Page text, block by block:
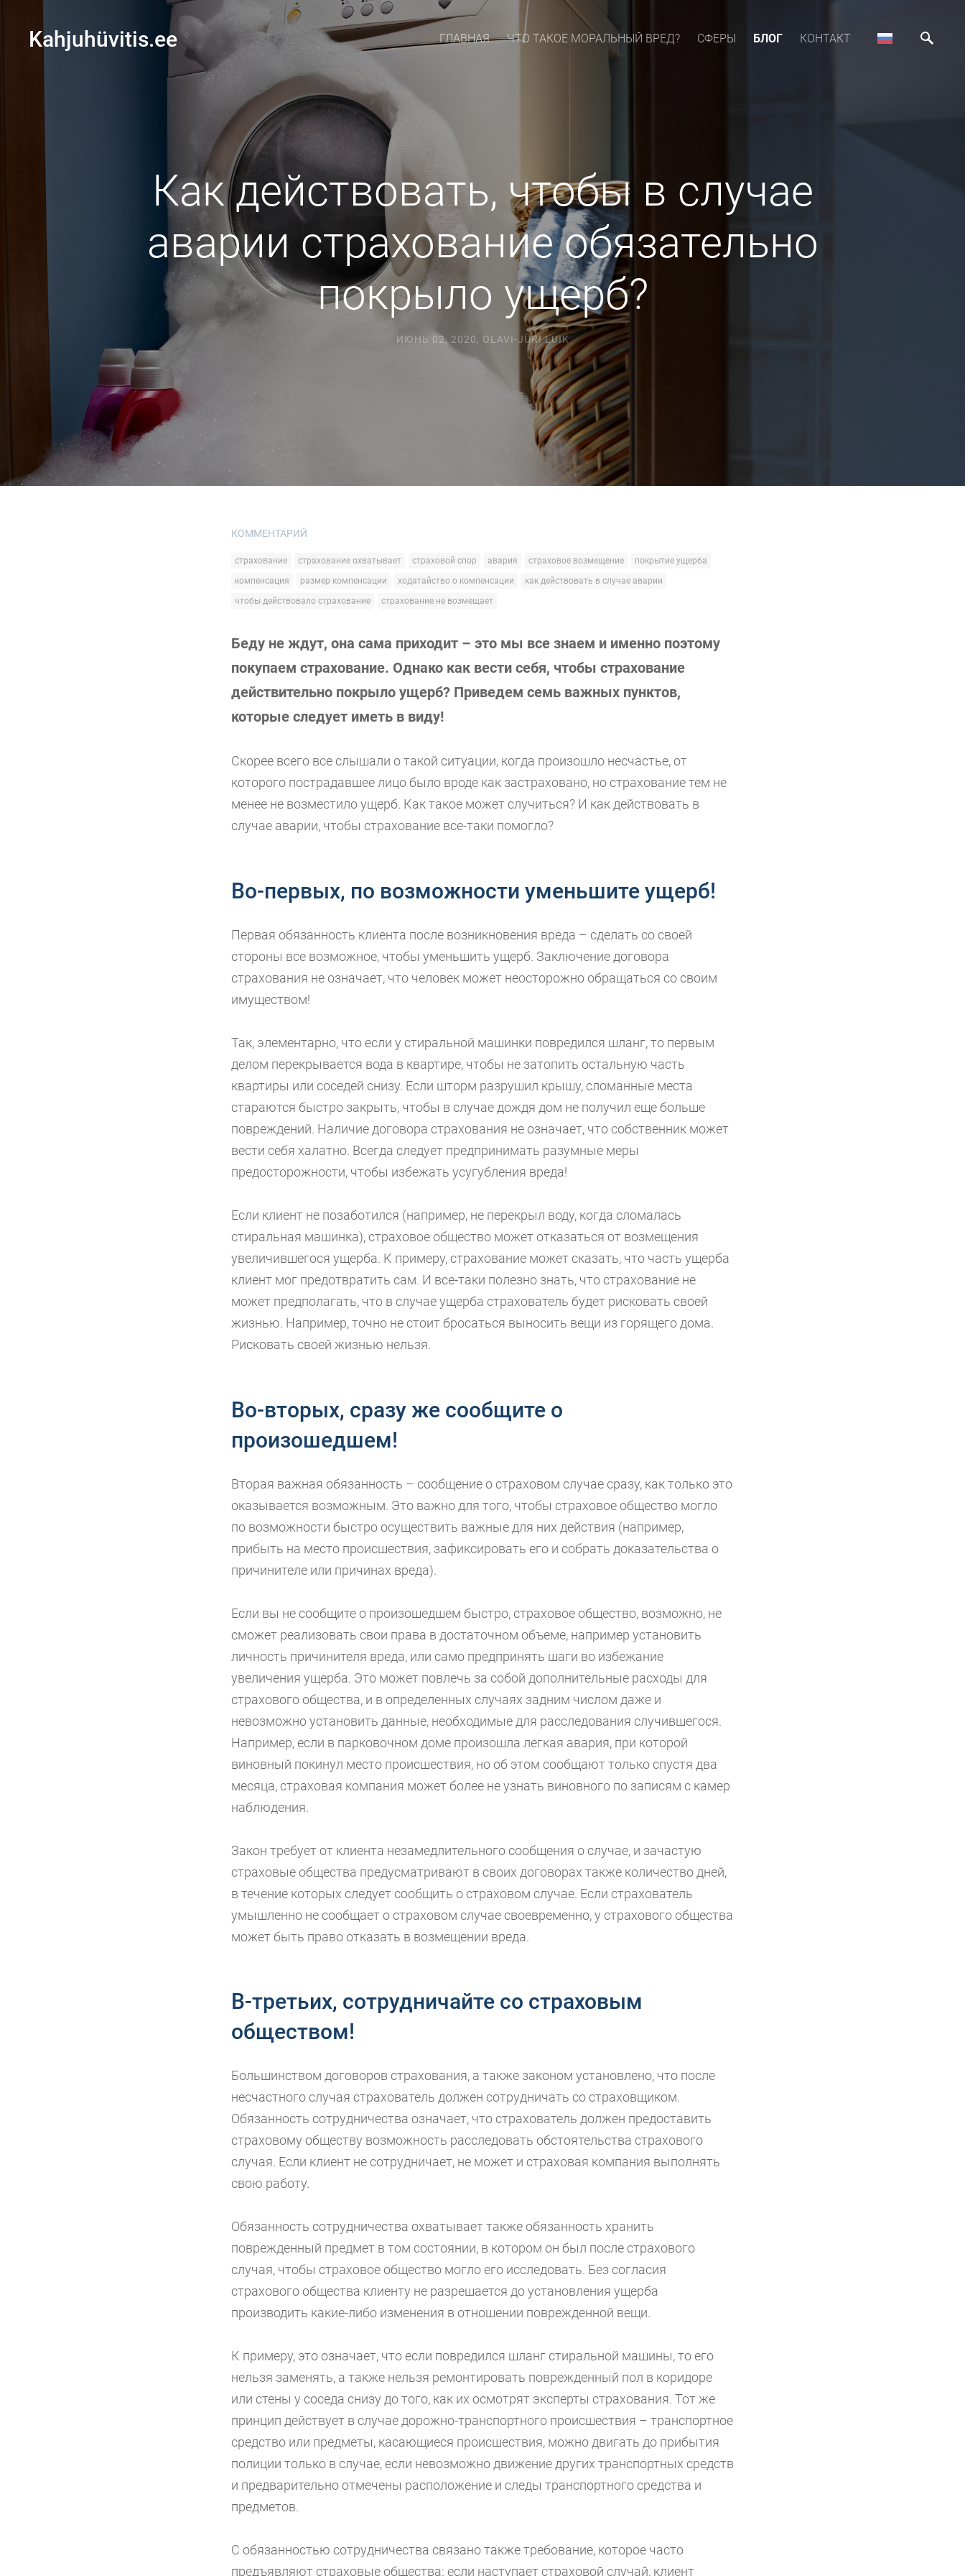
Kahjuhüvitis.ee ГЛАВНАЯ ЧТО ТАКОЕ МОРАЛЬНЫЙ ВРЕД? СФЕРЫ БЛОГ КОНТАКТ
Как действовать, чтобы в случае
аварии страхование обязательно
покрыло ущерб?
ИЮНЬ 02, 2020, OLAVI-JÜRI LUIK
КОММЕНТАРИЙ
страхование страхование охватывает страховой спор авария страховое возмещение
покрытие ущерба
компенсация
размер компенсации ходатайство о компенсации
как действовать в случае аварии
чтобы действовало страхование
страхование не возмещает
Беду не ждут, она сама приходит – это мы все знаем и именно поэтому
покупаем страхование. Однако как вести себя, чтобы страхование
действительно покрыло ущерб? Приведем семь важных пунктов,
которые следует иметь в виду!
Скорее всего все слышали о такой ситуации, когда произошло несчастье, от
которого пострадавшее лицо было вроде как застраховано, но страхование тем не
менее не возместило ущерб. Как такое может случиться? И как действовать в
случае аварии, чтобы страхование все-таки помогло?
Во-первых, по возможности уменьшите ущерб!
Первая обязанность клиента после возникновения вреда – сделать со своей
стороны все возможное, чтобы уменьшить ущерб. Заключение договора
страхования не означает, что человек может неосторожно обращаться со своим
имуществом!
Так, элементарно, что если у стиральной машинки повредился шланг, то первым
делом перекрывается вода в квартире, чтобы не затопить остальную часть
квартиры или соседей снизу. Если шторм разрушил крышу, сломанные места
стараются быстро закрыть, чтобы в случае дождя дом не получил еще больше
повреждений. Наличие договора страхования не означает, что собственник может
вести себя халатно. Всегда следует предпринимать разумные меры
предосторожности, чтобы избежать усугубления вреда!
Если клиент не позаботился (например, не перекрыл воду, когда сломалась
стиральная машинка), страховое общество может отказаться от возмещения
увеличившегося ущерба. К примеру, страхование может сказать, что часть ущерба
клиент мог предотвратить сам. И все-таки полезно знать, что страхование не
может предполагать, что в случае ущерба страхователь будет рисковать своей
жизнью. Например, точно не стоит бросаться выносить вещи из горящего дома.
Рисковать своей жизнью нельзя.
Во-вторых, сразу же сообщите о
произошедшем!
Вторая важная обязанность – сообщение о страховом случае сразу, как только это
оказывается возможным. Это важно для того, чтобы страховое общество могло
по возможности быстро осуществить важные для них действия (например,
прибыть на место происшествия, зафиксировать его и собрать доказательства о
причинителе или причинах вреда).
Если вы не сообщите о произошедшем быстро, страховое общество, возможно, не
сможет реализовать свои права в достаточном объеме, например установить
личность причинителя вреда, или само предпринять шаги во избежание
увеличения ущерба. Это может повлечь за собой дополнительные расходы для
страхового общества, и в определенных случаях задним числом даже и
невозможно установить данные, необходимые для расследования случившегося.
Например, если в парковочном доме произошла легкая авария, при которой
виновный покинул место происшествия, но об этом сообщают только спустя два
месяца, страховая компания может более не узнать виновного по записям с камер
наблюдения.
Закон требует от клиента незамедлительного сообщения о случае, и зачастую
страховые общества предусматривают в своих договорах также количество дней,
в течение которых следует сообщить о страховом случае. Если страхователь
умышленно не сообщает о страховом случае своевременно, у страхового общества
может быть право отказать в возмещении вреда.
В-третьих, сотрудничайте со страховым
обществом!
Большинством договоров страхования, а также законом установлено, что после
несчастного случая страхователь должен сотрудничать со страховщиком.
Обязанность сотрудничества означает, что страхователь должен предоставить
страховому обществу возможность расследовать обстоятельства страхового
случая. Если клиент не сотрудничает, не может и страховая компания выполнять
свою работу.
Обязанность сотрудничества охватывает также обязанность хранить
поврежденный предмет в том состоянии, в котором он был после страхового
случая, чтобы страховое общество могло его исследовать. Без согласия
страхового общества клиенту не разрешается до установления ущерба
производить какие-либо изменения в отношении поврежденной вещи.
К примеру, это означает, что если повредился шланг стиральной машины, то его
нельзя заменять, а также нельзя ремонтировать поврежденный пол в коридоре
или стены у соседа снизу до того, как их осмотрят эксперты страхования. Тот же
принцип действует в случае дорожно-транспортного происшествия – транспортное
средство или предметы, касающиеся происшествия, можно двигать до прибытия
полиции только в случае, если невозможно движение других транспортных средств
и предварительно отмечены расположение и следы транспортного средства и
предметов.
С обязанностью сотрудничества связано также требование, которое часто
предъявляют страховые общества: если наступает страховой случай, клиент